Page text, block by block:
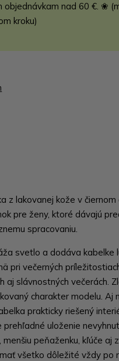
objednávkam nad 60 €. ❀
kroku)
z lakovanej kože v čiernom
pre ženy, ktoré dávajú
spracovaniu.
svetlo a dodáva kabelke
pri večerných
aj slávnostných večerách.
charakter modelu. Aj
prakticky riešený
prehľadné uloženie
peňaženku, kľúče aj
všetko dôležité vždy po